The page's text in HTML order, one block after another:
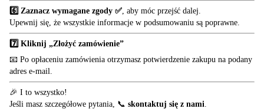
6️⃣ Zaznacz wymagane zgody ✅ , aby móc przejść dalej.
Upewnij się, że wszystkie informacje w podsumowaniu są poprawne.
7️⃣ Kliknij „Złożyć zamówienie”
📧 Po opłaceniu zamówienia otrzymasz potwierdzenie zakupu na podany
adres e-mail.
🎉 I to wszystko!
Jeśli masz szczegółowe pytania, 📞 skontaktuj się z nami